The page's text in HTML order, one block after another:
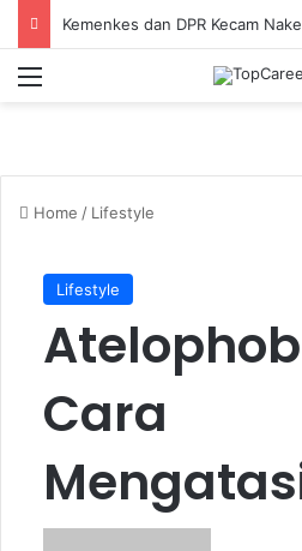
Menu
Home / Lifestyle
Lifestyle
Cara